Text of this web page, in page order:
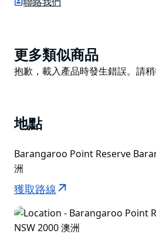
刻小心，遵守安全標誌並穿著合適
Product
List
更多類似商品
Product
抱歉，載入產品時發生錯誤。請稍
地點
Barangaroo Point Reserve
洲
獲取路線